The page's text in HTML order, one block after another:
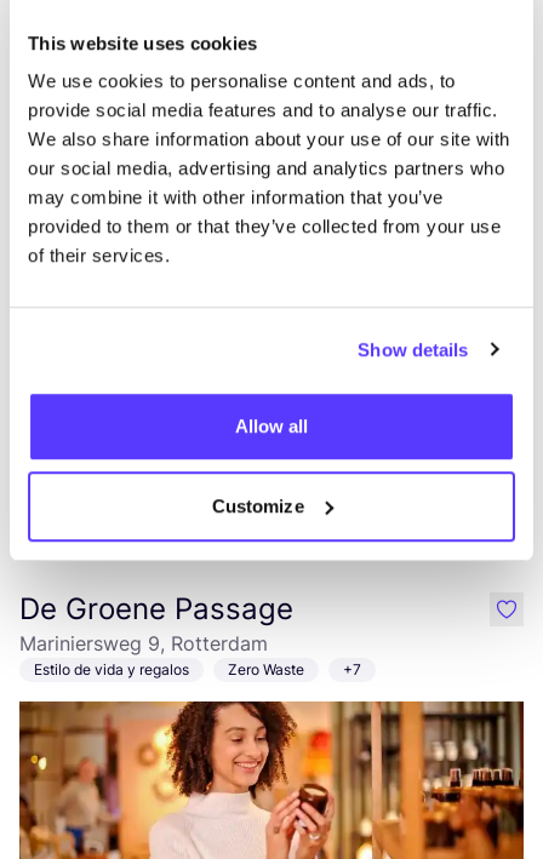
This website uses cookies
We use cookies to personalise content and ads, to
provide social media features and to analyse our traffic.
We also share information about your use of our site with
our social media, advertising and analytics partners who
may combine it with other information that you’ve
provided to them or that they’ve collected from your use
of their services.
Show details
Allow all
Customize
Añade a la ruta Visita sitio web
Salon Cornelia's
Goudsesingel 46, Rotterdam
2a Mano
De Groene Passage
Mariniersweg 9, Rotterdam
Estilo de vida y regalos Zero Waste +7
like